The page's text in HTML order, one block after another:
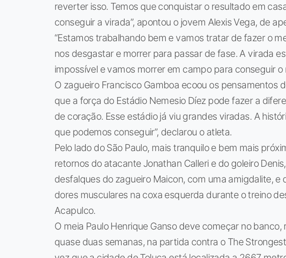
reverter isso. Temos que conquistar o resultado em
conseguir a virada”, apontou o jovem Alexis Vega, de
“Estamos trabalhando bem e vamos tratar de fazer o
nos desgastar e morrer para passar de fase. A virada
impossível e vamos morrer em campo para conseguir o
O zagueiro Francisco Gamboa ecoou os pensamentos
que a força do Estádio Nemesio Díez pode fazer a
de coração. Esse estádio já viu grandes viradas. A
que podemos conseguir”, declarou o atleta.
Pelo lado do São Paulo, mais tranquilo e bem mais
retornos do atacante Jonathan Calleri e do goleiro
desfalques do zagueiro Maicon, com uma amigdalite, e
dores musculares na coxa esquerda durante o treino
Acapulco.
O meia Paulo Henrique Ganso deve começar no
quase duas semanas, na partida contra o The